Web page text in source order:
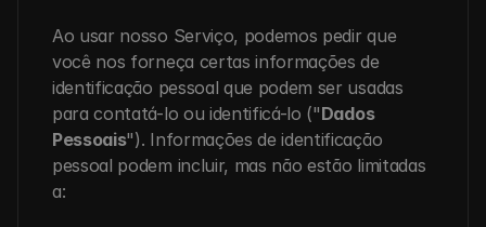
Ao usar nosso Serviço, podemos pedir que
você nos forneça certas informações de
identificação pessoal que podem ser usadas
para contatá-lo ou identificá-lo ("Dados
Pessoais"). Informações de identificação
pessoal podem incluir, mas não estão limitadas
a: